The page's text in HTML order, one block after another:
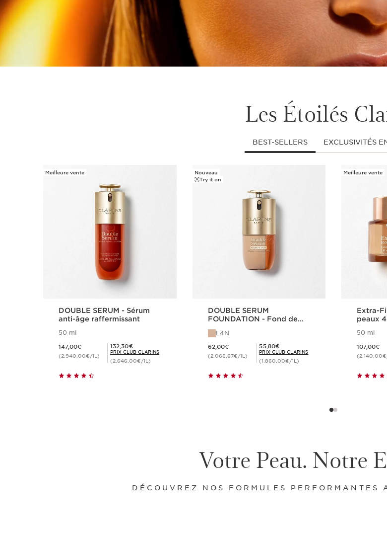
Les Étoilés
BEST-SELLERS EXCLUSIVITÉS
Meilleure vente
DOUBLE SERUM - Sérum
anti-âge raffermissant
50 ml
147,00€
(2.940,00€/1L)
Prix Club Clarins 132,30€
132,30€
PRIX CLUB CLARINS
(2.646,00€/1L)
Achat rapide
Nouveau
Try it on
DOUBLE SERUM
FOUNDATION - Fond de
Hybride
L4N
62,00€
(2.066,67€/1L)
Prix Club Clarins 55,80€
55,80€
PRIX CLUB CLARINS
(1.860,00€/1L)
Achat rapide
Meilleure vente
Extra-
peaux
50 ml
107,00€
Votre Peau. Notre
DÉCOUVREZ NOS FORMULES PERFORMANTES